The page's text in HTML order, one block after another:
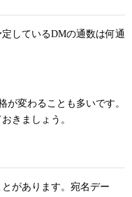
しているDMの通数は何通
が変わることも多いです。
きましょう。
があります。宛名デー